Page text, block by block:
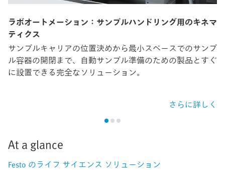
ラボオートメーション：サンプルハンドリング用のキネマ
ティクス
サンプルキャリアの位置決めから最小スペースでのサンプ
ル容器の開閉まで、自動サンプル準備のための製品とすぐ
に設置できる完全なソリューション。
さらに詳しく
At a glance
Festo のライフ サイエンス ソリューション